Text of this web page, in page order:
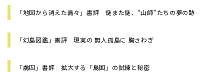
「地図から消えた島々」書評 謎また謎、“山師”たちの夢の跡
「幻島図鑑」書評 現実の 無人孤島に 胸さわぎ
「虜囚」書評 拡大する「島国」の試練と秘密